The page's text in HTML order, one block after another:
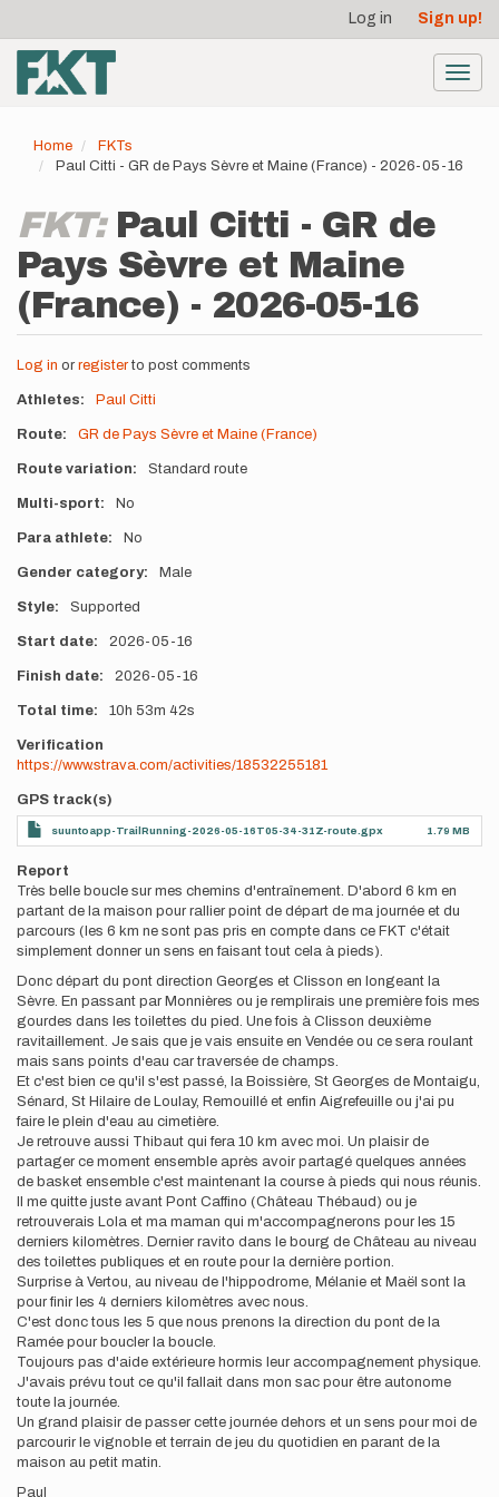
main
content
account
menu
Log in Sign up!
Home
FKTs
Paul Citti - GR de Pays Sèvre et Maine (France) - 2026-05-16
FKT: Paul Citti - GR de
Pays Sèvre et Maine
(France) - 2026-05-16
Log in or registerto post comments
Athletes Paul Citti
Route GR de Pays Sèvre et Maine (France)
Route variation Standard route
Multi-sport No
Para athlete No
Gender category Male
Style Supported
Start date 2026-05-16
Finish date 2026-05-16
Total time 10h 53m 42s
Verification
https://www.strava.com/activities/18532255181
GPS track(s)
suuntoapp-TrailRunning-2026-05-16T05-34-31Z-route.gpx 1.79 MB
Report
Très belle boucle sur mes chemins d'entraînement. D'abord 6 km en
partant de la maison pour rallier point de départ de ma journée et du
parcours (les 6 km ne sont pas pris en compte dans ce FKT c'était
simplement donner un sens en faisant tout cela à pieds).
Donc départ du pont direction Georges et Clisson en longeant la
Sèvre. En passant par Monnières ou je remplirais une première fois mes
gourdes dans les toilettes du pied. Une fois à Clisson deuxième
ravitaillement. Je sais que je vais ensuite en Vendée ou ce sera roulant
mais sans points d'eau car traversée de champs.
Et c'est bien ce qu'il s'est passé, la Boissière, St Georges de Montaigu,
Sénard, St Hilaire de Loulay, Remouillé et enfin Aigrefeuille ou j'ai pu
faire le plein d'eau au cimetière.
Je retrouve aussi Thibaut qui fera 10 km avec moi. Un plaisir de
partager ce moment ensemble après avoir partagé quelques années
de basket ensemble c'est maintenant la course à pieds qui nous réunis.
Il me quitte juste avant Pont Caffino (Château Thébaud) ou je
retrouverais Lola et ma maman qui m'accompagnerons pour les 15
derniers kilomètres. Dernier ravito dans le bourg de Château au niveau
des toilettes publiques et en route pour la dernière portion.
Surprise à Vertou, au niveau de l'hippodrome, Mélanie et Maël sont la
pour finir les 4 derniers kilomètres avec nous.
C'est donc tous les 5 que nous prenons la direction du pont de la
Ramée pour boucler la boucle.
Toujours pas d'aide extérieure hormis leur accompagnement physique.
J'avais prévu tout ce qu'il fallait dans mon sac pour être autonome
toute la journée.
Un grand plaisir de passer cette journée dehors et un sens pour moi de
parcourir le vignoble et terrain de jeu du quotidien en parant de la
maison au petit matin.
Paul